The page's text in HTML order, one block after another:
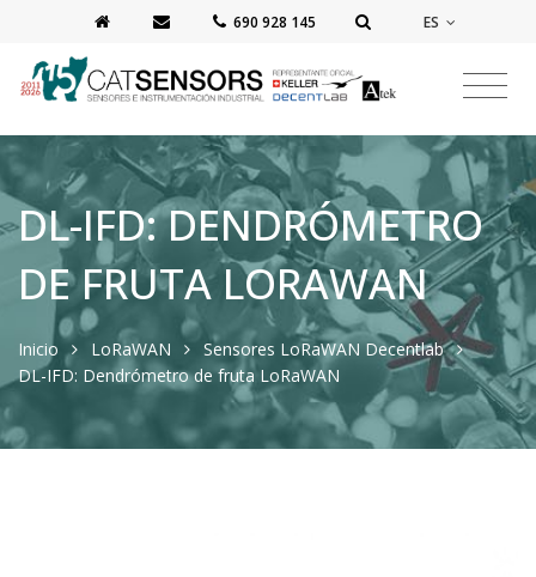
‭690 928 145‬ ES
DL-IFD: DENDRÓMETRO
DE FRUTA LORAWAN
Inicio LoRaWAN
Sensores LoRaWAN Decentlab
DL-IFD: Dendrómetro de fruta LoRaWAN